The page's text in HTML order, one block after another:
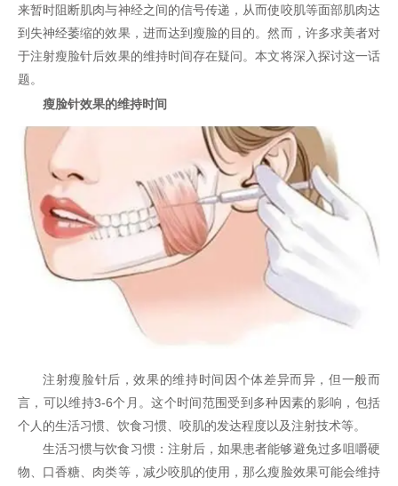
来暂时阻断肌肉与神经之间的信号传递，从而使咬肌等面部肌肉达
到失神经萎缩的效果，进而达到瘦脸的目的。然而，许多求美者对
于注射瘦脸针后效果的维持时间存在疑问。本文将深入探讨这一话
题。
瘦脸针效果的维持时间
注射瘦脸针后，效果的维持时间因个体差异而异，但一般而
言，可以维持3-6个月。这个时间范围受到多种因素的影响，包括
个人的生活习惯、饮食习惯、咬肌的发达程度以及注射技术等。
生活习惯与饮食习惯：注射后，如果患者能够避免过多咀嚼硬
物、口香糖、肉类等，减少咬肌的使用，那么瘦脸效果可能会维持